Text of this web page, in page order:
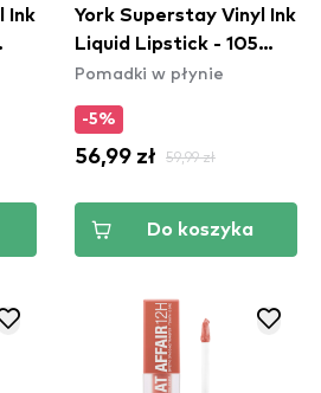
Ink
York Superstay Vinyl Ink
Liquid Lipstick - 105
Golden
Pomadki w płynie
-5%
56,99 zł 59,99 zł
Do koszyka